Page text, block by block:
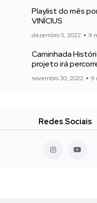
Playlist do mês
VINÍCIUS
dezembro 5, 2022 9
Caminhada
projeto irá
novembro 30, 2022 9
Redes Sociais